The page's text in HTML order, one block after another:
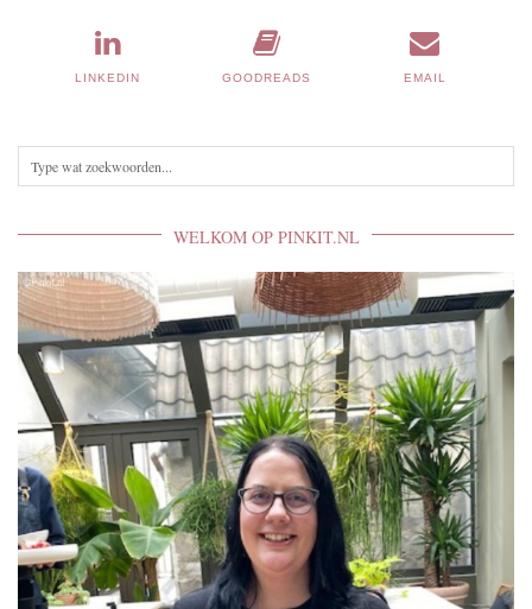
LINKEDIN GOODREADS EMAIL
WELKOM OP PINKIT.NL